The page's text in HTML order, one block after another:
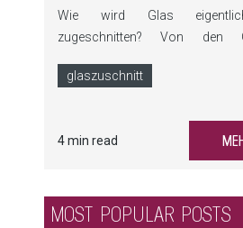
Wie wird Glas
zugeschnitten? Von den
Einfach- und Verbundglas bis
Ihnen einen kompakten
wichtigsten Methoden,
glaszuschnitt
4 min read
MOST POPULAR POSTS